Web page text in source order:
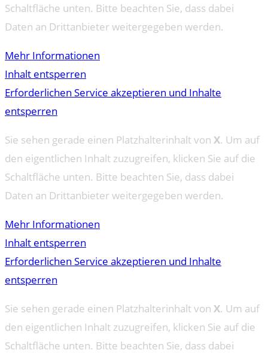
Schaltfläche unten. Bitte beachten Sie, dass dabei
Daten an Drittanbieter weitergegeben werden.
Mehr Informationen
Inhalt entsperren
Erforderlichen Service akzeptieren und Inhalte
entsperren
Sie sehen gerade einen Platzhalterinhalt von X. Um auf
den eigentlichen Inhalt zuzugreifen, klicken Sie auf die
Schaltfläche unten. Bitte beachten Sie, dass dabei
Daten an Drittanbieter weitergegeben werden.
Mehr Informationen
Inhalt entsperren
Erforderlichen Service akzeptieren und Inhalte
entsperren
Sie sehen gerade einen Platzhalterinhalt von X. Um auf
den eigentlichen Inhalt zuzugreifen, klicken Sie auf die
Schaltfläche unten. Bitte beachten Sie, dass dabei